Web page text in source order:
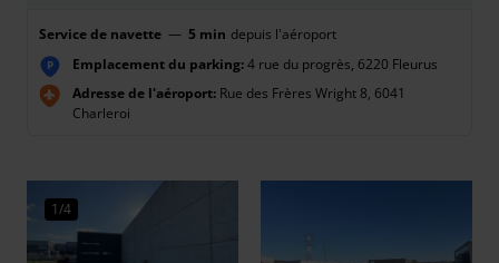
Service de navette — 5 min depuis l'aéroport
P Emplacement du parking:4 rue du progrès, 6220 Fleurus
Adresse de l'aéroport: Rue des Frères Wright 8, 6041
Charleroi
1/4